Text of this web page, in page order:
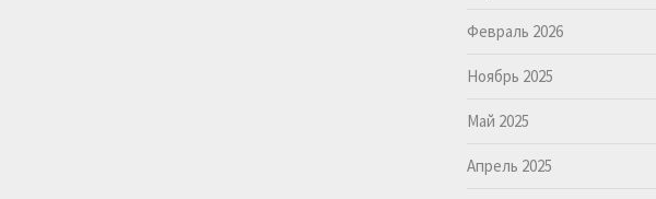
Февраль 2026
Ноябрь 2025
Май 2025
Апрель 2025